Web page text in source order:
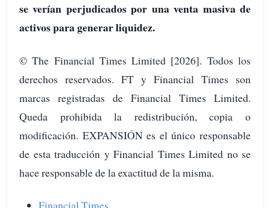
se verían perjudicados por una venta masiva de
activos para generar liquidez.
© The Financial Times Limited [2026]. Todos los
derechos reservados. FT y Financial Times son
marcas registradas de Financial Times Limited.
Queda prohibida la redistribución, copia o
modificación. EXPANSIÓN es el único responsable
de esta traducción y Financial Times Limited no se
hace responsable de la exactitud de la misma.
Financial Times